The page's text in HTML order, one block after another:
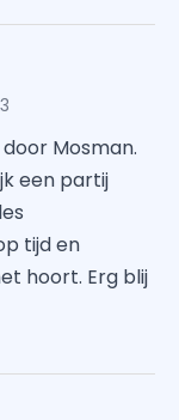
Mosman.
een partij
tijd en
hoort. Erg blij